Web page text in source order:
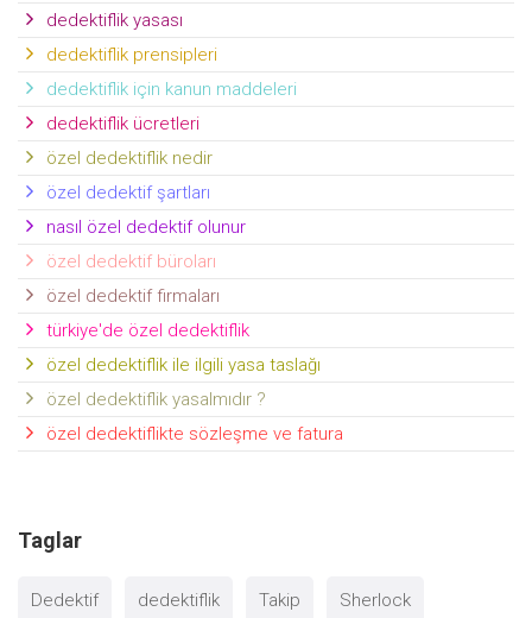
dedektiflik yasası
dedektiflik prensipleri
dedektiflik için kanun maddeleri
dedektiflik ücretleri
özel dedektiflik nedir
özel dedektif şartları
nasıl özel dedektif olunur
özel dedektif büroları
özel dedektif firmaları
türkiye'de özel dedektiflik
özel dedektiflik ile ilgili yasa taslağı
özel dedektiflik yasalmıdır ?
özel dedektiflikte sözleşme ve fatura
Taglar
Dedektif dedektiflik Takip Sherlock